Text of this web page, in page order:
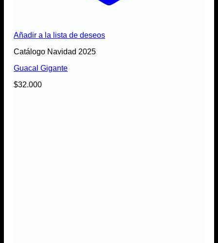
Añadir a la lista de deseos
Catálogo Navidad 2025
Guacal Gigante
$32.000